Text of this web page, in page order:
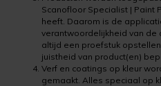
Laminaatcoat
Linoleumcoat
Pre Dekverf
Egalinevloer verven
Garagevloer verven
Gietvloer verven
Verwerken
Bestendigheid
Benodigdheden
Natuursteen tegels verven
Laminaatvloer verven met
Cementdekvloer opgeknapt in
Scanofloor Specialist | Paint
heeft. Daarom is de
verantwoordelijkheid van de
altijd een proefstuk
juistheid van product(en)
Verf en coatings op kleur
gemaakt. Alles speciaal op